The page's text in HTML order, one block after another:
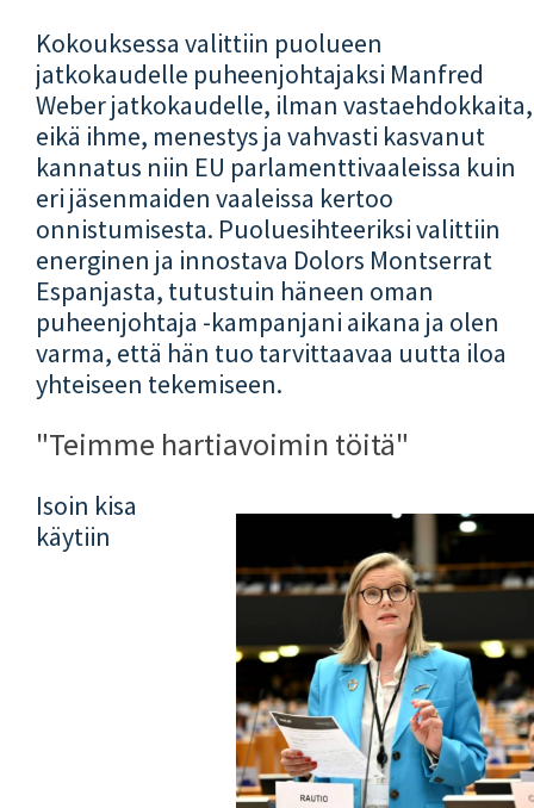
Kokouksessa valittiin puolueen
jatkokaudelle puheenjohtajaksi Manfred
Weber jatkokaudelle, ilman vastaehdokkaita,
eikä ihme, menestys ja vahvasti kasvanut
kannatus niin EU parlamenttivaaleissa kuin
eri jäsenmaiden vaaleissa kertoo
onnistumisesta. Puoluesihteeriksi valittiin
energinen ja innostava Dolors Montserrat
Espanjasta, tutustuin häneen oman
puheenjohtaja -kampanjani aikana ja olen
varma, että hän tuo tarvittaavaa uutta iloa
yhteiseen tekemiseen.
"Teimme hartiavoimin töitä"
Isoin kisa
käytiin